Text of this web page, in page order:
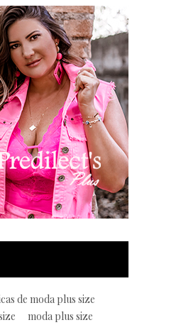
de moda plus size
moda plus size